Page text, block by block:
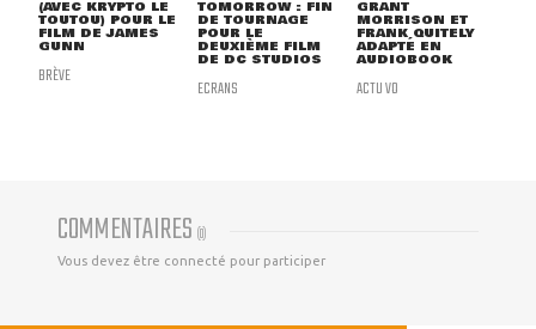
(AVEC KRYPTO LE
TOUTOU) POUR LE
FILM DE JAMES
GUNN
BRÈVE
TOMORROW : FIN
DE TOURNAGE
POUR LE
DEUXIÈME FILM
DE DC STUDIOS
ECRANS
GRANT
MORRISON ET
FRANK QUITELY
ADAPTÉ EN
AUDIOBOOK
ACTU VO
COMMENTAIRES (0)
Vous devez être connecté pour participer